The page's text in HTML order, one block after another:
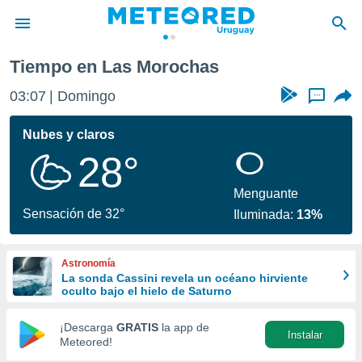
de
ha
calidad.
a este
las
y
forma
digital
basada
Tiempo en Las Morochas
03:07 Domingo ...
Nubes y claros
28°
Sensación de 32°
Menguante
Iluminada: 13%
Astronomía
La sonda Cassini revela un océano hirviente
oculto bajo el hielo de Saturno
¡Descarga GRATIS la app de
Meteored!
Instalar